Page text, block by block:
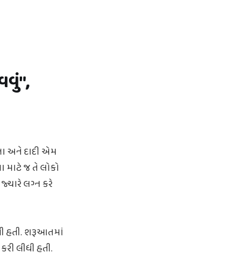
અને દાદી એમ
માટે જ તે લોકો
લગ્ન કરે
હતી. શરૂઆતમાં
લીધી હતી.